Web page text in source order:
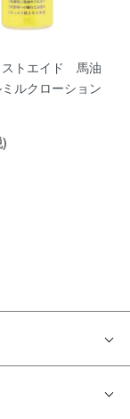
ストエイド 馬油
ルクローション